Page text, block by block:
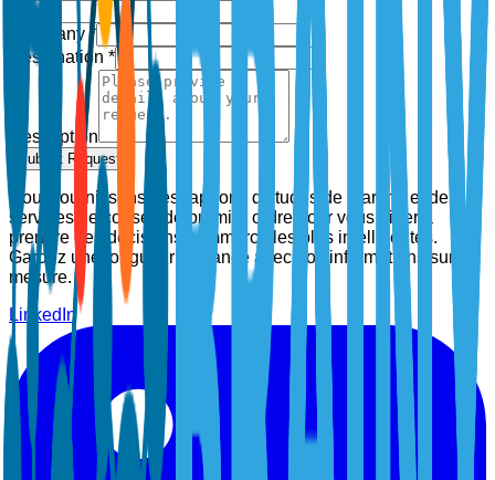
Company *
Designation *
Description
Submit Request
Nous fournissons des rapports d'études de marché et des
services de conseil de premier ordre pour vous aider à
prendre des décisions commerciales plus intelligentes.
Gardez une longueur d'avance avec nos informations sur
mesure.
LinkedIn